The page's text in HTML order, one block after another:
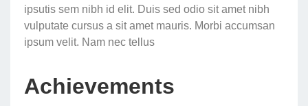
ipsutis sem nibh id elit. Duis sed odio sit amet nibh
vulputate cursus a sit amet mauris. Morbi accumsan
ipsum velit. Nam nec tellus
Achievements